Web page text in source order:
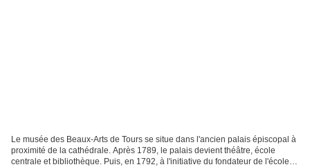
Le musée des Beaux-Arts de Tours se situe dans l'ancien palais épiscopal à
proximité de la cathédrale. Après 1789, le palais devient théâtre, école
centrale et bibliothèque. Puis, en 1792, à l'initiative du fondateur de l'école